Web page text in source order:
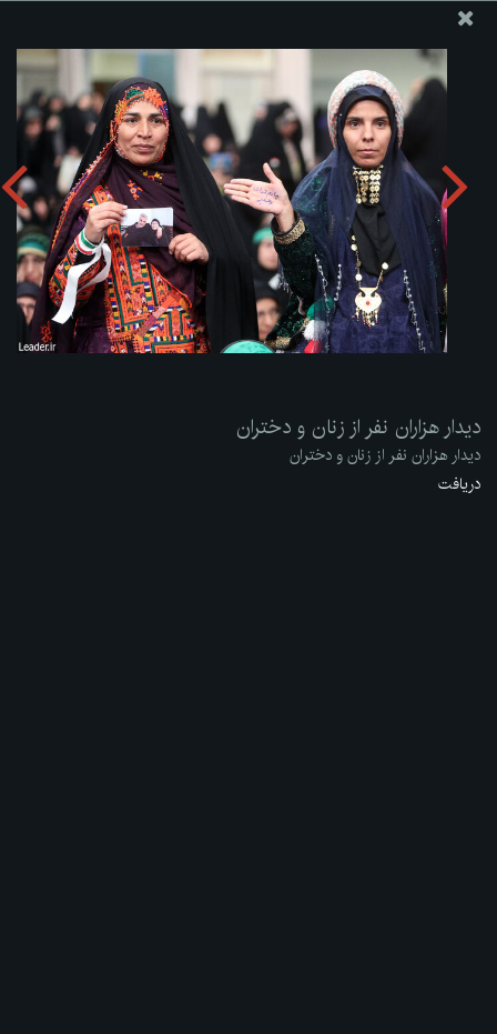
پایگاه اطلاع رسانی دفتر مقام معظم رهبری
ارسال نامه
دیدار هزاران نفر از زنان و دختران دریافت آلبوم:zip
دیدار هزاران نفر از زنان و دختران
دیدار هزاران نفر از زنان و دختران
دریافت